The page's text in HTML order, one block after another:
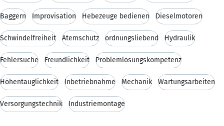
Baggern Improvisation Hebezeuge bedienen Dieselmotoren
Schwindelfreiheit Atemschutz ordnungsliebend Hydraulik
Fehlersuche Freundlichkeit Problemlösungskompetenz
Höhentauglichkeit Inbetriebnahme Mechanik Wartungsarbeiten
Versorgungstechnik Industriemontage